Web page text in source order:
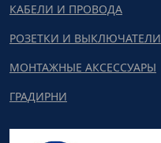
КАБЕЛИ И ПРОВОДА
РОЗЕТКИ И ВЫКЛЮЧАТЕЛИ
МОНТАЖНЫЕ АКСЕССУАРЫ
ГРАДИРНИ